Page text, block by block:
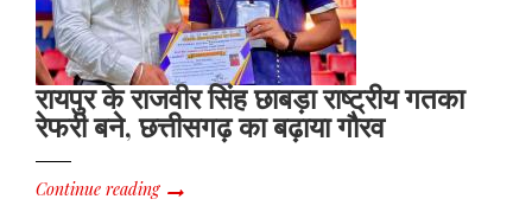
रायपुर के राजवीर सिंह छाबड़ा राष्ट्रीय गतका
रेफरी बने, छत्तीसगढ़ का बढ़ाया गौरव
Continue reading